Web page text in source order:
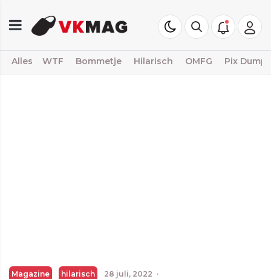
Alles WTF Bommetje Hilarisch OMFG Pix Dump
Magazine hilarisch 28 juli, 2022 ·